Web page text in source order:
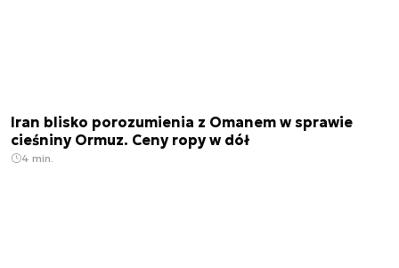
Iran blisko porozumienia z Omanem w sprawie
cieśniny Ormuz. Ceny ropy w dół
4 min.